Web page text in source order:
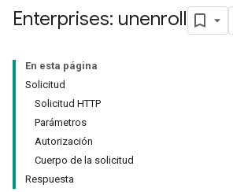
Enterprises: unenroll
En esta página
Solicitud
Solicitud HTTP
Parámetros
Autorización
Cuerpo de la solicitud
Respuesta